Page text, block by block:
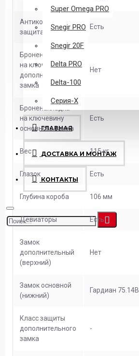
Super Omega PRO
Snegir PRO
Snegir 20F
Delta PRO
Delta-100
Серия-X
ГЛАВНАЯ
ДОСТАВКА И МОНТАЖ
КОНТАКТЫ
Антикоррозийная
защита
Есть
Броненакладка
на ключевину
дополнительного
замка
Нет
Броненакладка
на ключевину
основного замка
Есть
Вес 115 кг
Глазок Есть
Глубина короба 106 мм
Девиаторы Есть
Замок
дополнительный
(верхний)
Нет
Замок основной
(нижний)
Гардиан 75.14В
Класс защиты
дополнительного
замка
-